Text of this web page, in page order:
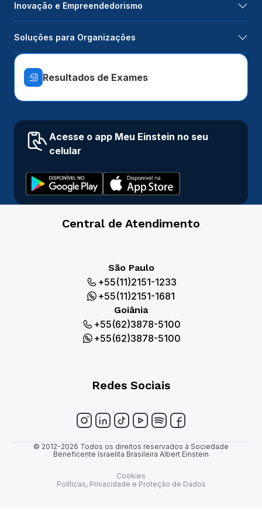
Inovação e Empreendedorismo
Soluções para Organizações
Resultados de Exames
Acesse o app Meu Einstein no seu
celular
Central de Atendimento
São Paulo
+55(11)2151-1233
+55(11)2151-1681
Goiânia
+55(62)3878-5100
+55(62)3878-5100
Redes Sociais
© 2012-2026 Todos os direitos reservados à Sociedade
Beneficente Israelita Brasileira Albert Einstein
Cookies
Políticas, Privacidade e Proteção de Dados